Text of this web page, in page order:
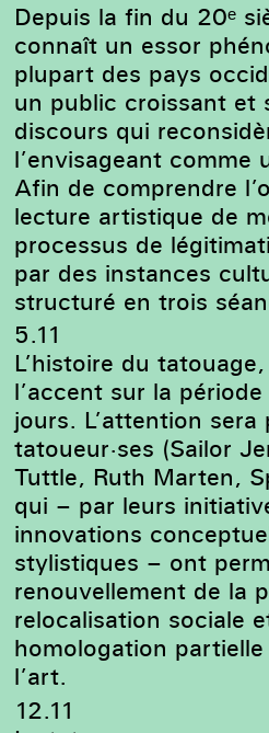
Wim Delvoye, Tim, 2006 –
Depuis la fin du 20ᵉ
connaît un essor
plupart des pays
un public croissant et
discours qui
l’envisageant comme
Afin de comprendre
lecture artistique de
processus de
par des instances
structuré en trois
5.11
L’histoire du
l’accent sur la
jours. L’attention
tatoueur·ses (Sailor
Tuttle, Ruth Marten,
qui – par leurs
innovations
stylistiques – ont
renouvellement de la
relocalisation sociale
homologation
l’art.
12.11